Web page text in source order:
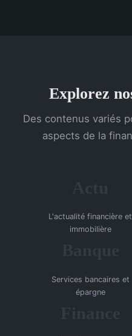
Explorez
Des contenus variés
aspects de la
L'actualité financière et
immobilière
Services bancaires et
épargne